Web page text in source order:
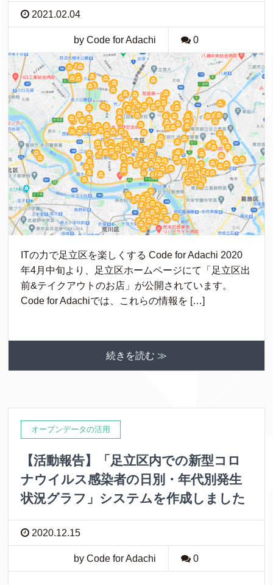
2021.02.04
by Code for Adachi 0
ITの力で足立区を楽しくする Code for Adachi 2020
年4月中旬より、足立区ホームページにて「足立区出
前&テイクアウトのお店」が公開されています。
Code for Adachiでは、これらの情報を […]
続きを読む ≫
オープンデータの活用
【活動報告】「足立区内での新型コロ
ナウイルス感染者の日別・年代別発生
状況グラフ」システムを作成しました
2020.12.15
by Code for Adachi 0